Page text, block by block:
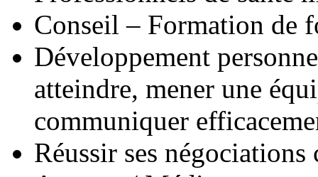
Conseil – Formation de
Développement
atteindre, mener une
communiquer
Réussir ses négociations